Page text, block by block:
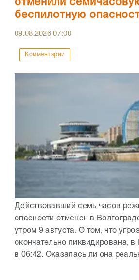
отменили
беспилотную
09.08.202607:00
Комментарии
Действовавший семь часов
опасности отменен в
утром 9 августа. О том, что
окончательно ликвидирована,
в 06:42. Оказалась ли она